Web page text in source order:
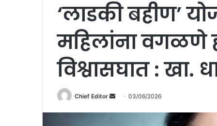
‘लाडकी बहीण’
महिलांना वगळणे
विश्वासघात : खा.
Chief Editor 03/06/2026